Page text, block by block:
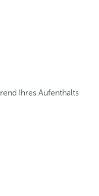
Ihres Aufenthalts